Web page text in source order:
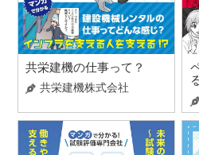
共栄建機の仕事って？
共栄建機株式会社